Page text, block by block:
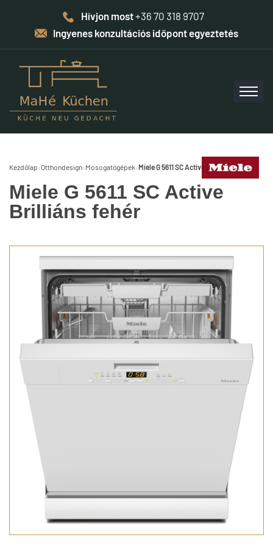
Hívjon most+36 70 318 9707
Ingyenes konzultációs időpont egyeztetés
Kezdőlap›Otthondesign› Mosogatógépek›Miele G 5611 SC Active Brilliáns fehér
Miele G 5611 SC Active
Brilliáns fehér